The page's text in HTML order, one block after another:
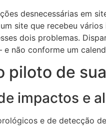
desnecessárias em
site que recebeu vários
dois problemas.
não conforme um
piloto de
impactos e
e de detecção